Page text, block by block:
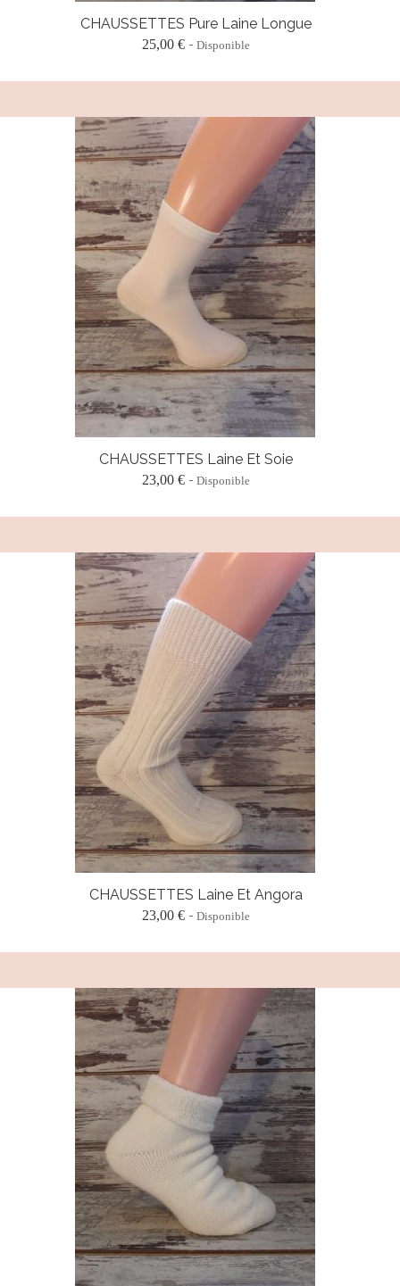
CHAUSSETTES Pure Laine Longue
25,00 € Disponible
CHAUSSETTES Laine Et Soie
23,00 € Disponible
CHAUSSETTES Laine Et Angora
23,00 € Disponible